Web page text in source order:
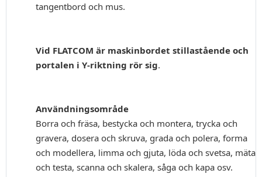
tangentbord och mus.
Vid FLATCOM är maskinbordet stillastående och
portalen i Y-riktning rör sig.
Användningsområde
Borra och fräsa, bestycka och montera, trycka och
gravera, dosera och skruva, grada och polera, forma
och modellera, limma och gjuta, löda och svetsa, mäta
och testa, scanna och skalera, såga och kapa osv.